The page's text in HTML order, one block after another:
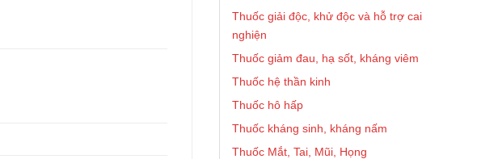
Thuốc giải độc, khử độc và hỗ trợ cai
nghiện
Thuốc giảm đau, hạ sốt, kháng viêm
Thuốc hệ thần kinh
Thuốc hô hấp
Thuốc kháng sinh, kháng nấm
Thuốc Mắt, Tai, Mũi, Họng